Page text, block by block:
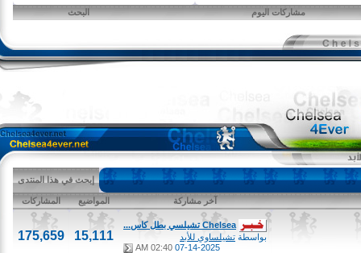
مشاركات اليوم البحث
إبحث في هذا المنتدى
آخر مشاركة المواضيع المشاركات
Chelsea تشيلسي بطل كاس...
بواسطةتشيلساوي للأبد
07-14-2025
02:40 AM
15,111
175,659